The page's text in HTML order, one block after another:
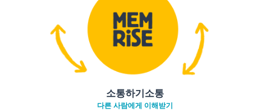
소통하기소통
다른 사람에게 이해받기